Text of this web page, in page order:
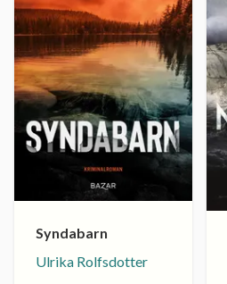
Syndabarn
Ulrika Rolfsdotter